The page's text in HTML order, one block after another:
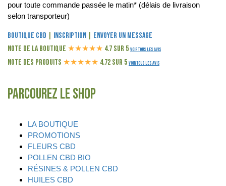
pour toute commande passée le matin* (délais de livraison
selon transporteur)
Boutique CBD Inscription
Envoyer un message
Note de la boutique ★★★★★ 4.7 sur 5 Voir tous les avis
Note des produits ★★★★★ 4.72 sur 5 Voir tous les avis
Parcourez le shop
LA BOUTIQUE
PROMOTIONS
FLEURS CBD
POLLEN CBD BIO
RÉSINES & POLLEN CBD
HUILES CBD